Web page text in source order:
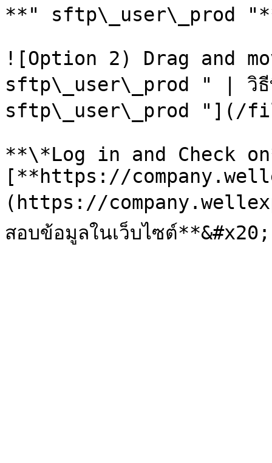
**" sftp\_user\_prod
![Option 2) Drag and
sftp\_user\_prod " | วิธีที่
sftp\_user\_prod "](/files/
**\*Log in and Check
[**https://
(https://